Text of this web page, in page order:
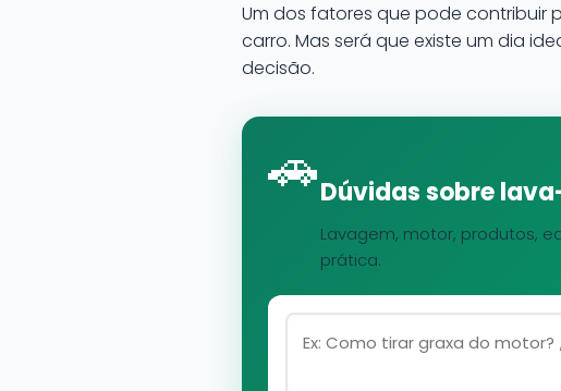
Um dos fatores que pode contribuir
carro. Mas será que existe um dia
decisão.
🚗Dúvidas sobre
Lavagem, motor, produtos,
prática.